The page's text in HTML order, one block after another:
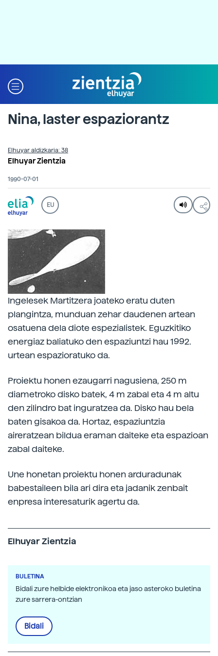
Nina, laster espaziorantz
Elhuyar aldizkaria: 38
Elhuyar Zientzia
1990-07-01
EU
Ingelesek Martitzera joateko eratu duten
plangintza, munduan zehar daudenen artean
osatuena dela diote espezialistek. Eguzkitiko
energiaz baliatuko den espaziuntzi hau 1992.
urtean espazioratuko da.
Proiektu honen ezaugarri nagusiena, 250 m
diametroko disko batek, 4 m zabal eta 4 m altu
den zilindro bat inguratzea da. Disko hau bela
baten gisakoa da. Hortaz, espaziuntzia
aireratzean bildua eraman daiteke eta espazioan
zabal daiteke.
Une honetan proiektu honen arduradunak
babestaileen bila ari dira eta jadanik zenbait
enpresa interesaturik agertu da.
Elhuyar Zientzia
BULETINA
Bidali zure helbide elektronikoa eta jaso asteroko buletina
zure sarrera-ontzian
Bidali